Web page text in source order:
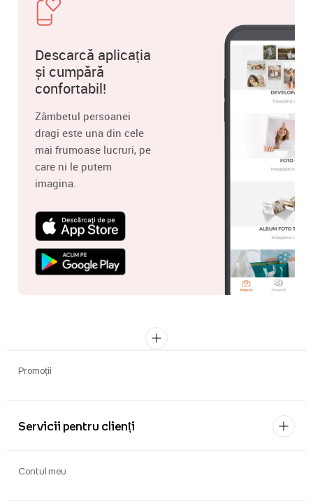
Descarcă aplicația
și cumpără
confortabil!
Zâmbetul persoanei
dragi este una din cele
mai frumoase lucruri, pe
care ni le putem
imagina.
Promoții
Servicii pentru clienți
Contul meu